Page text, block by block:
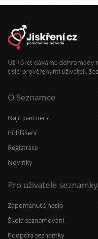
Už 16 let dáváme dohromady
tisíci prověřenými uživateli.
O Seznamce
Najít partnera
Přihlášení
Registrace
Novinky
Pro uživatele seznamky
Zapomenuté heslo
Škola seznamování
Podpora seznamky